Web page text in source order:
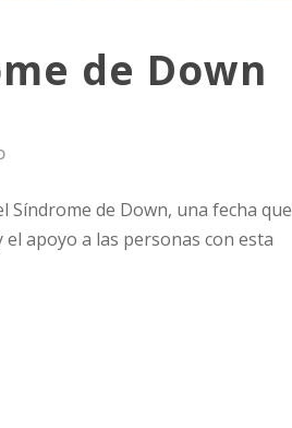
de Down
Síndrome de Down, una fecha que
apoyo a las personas con esta